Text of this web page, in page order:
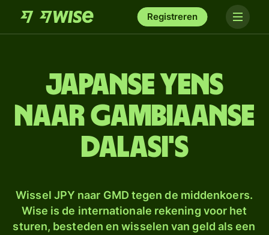
Registreren
Japanse yens
naar Gambiaanse
dalasi's
Wissel JPY naar GMD tegen de middenkoers.
Wise is de internationale rekening voor het
sturen, besteden en wisselen van geld als een